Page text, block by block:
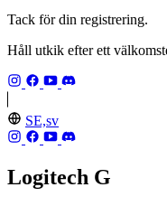
Tack för din registrering.
Håll utkik efter ett
SE,sv
Logitech G